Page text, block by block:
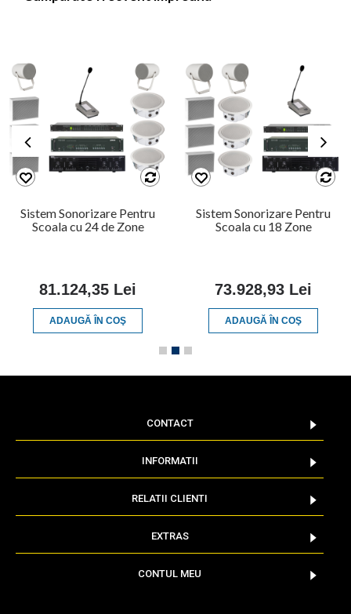
Sistem Sonorizare Pentru
Scoala cu 24 de Zone
81.124,35 Lei
ADAUGĂ ÎN COŞ
Sistem Sonorizare Pentru
Scoala cu 18 Zone
73.928,93 Lei
ADAUGĂ ÎN COŞ
CONTACT
INFORMATII
RELATII CLIENTI
EXTRAS
CONTUL MEU